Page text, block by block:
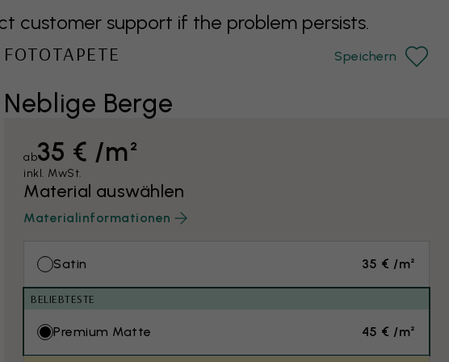
customer support if the problem persists.
Neblige Berge
FOTOTAPETE Speichern
ab35 € /m²
inkl. MwSt.
Material auswählen
Materialinformationen
Satin 35 € /m²
BELIEBTESTE
Premium Matte 45 € /m²